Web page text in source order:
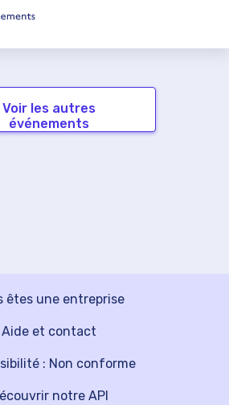
Voir les autres
événements
êtes une entreprise
notre API
Aide et contact
: Non conforme